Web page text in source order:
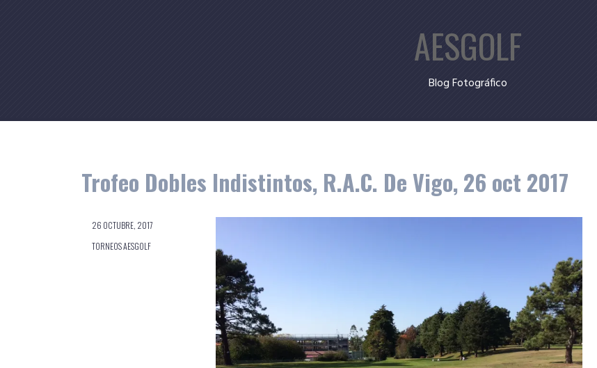
AESGOLF
Blog Fotográfico
Trofeo Dobles Indistintos, R.A.C. De Vigo, 26 oct 2017
26 OCTUBRE, 2017
TORNEOS AESGOLF